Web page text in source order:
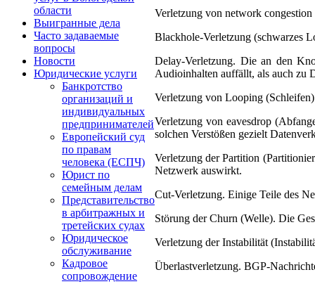
области
Выигранные дела
Часто задаваемые
вопросы
Новости
Юридические услуги
Банкротство
организаций и
индивидуальных
предпринимателей
Европейский суд
по правам
человека (ЕСПЧ)
Юрист по
семейным делам
Представительство
в арбитражных и
третейских судах
Юридическое
обслуживание
Кадровое
сопровождение
Verletzung von network
Blackhole-Verletzung (schwarzes
Delay-Verletzung. Die an den
Audioinhalten auffällt, als auch zu
Verletzung von Looping
Verletzung von eavesdrop
solchen Verstößen gezielt
Verletzung der Partition
Netzwerk auswirkt.
Cut-Verletzung. Einige Teile des
Störung der Churn (Welle). Die
Verletzung der Instabilität
Überlastverletzung. BGP-